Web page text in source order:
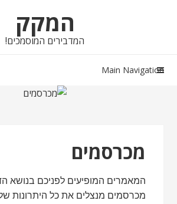
המקק
המדבירים המוסמכים!
Main Navigation
מכרסמים
המאמרים המופיעים לפניכם בנושא
מכרסמים מנצלים את כל היתרונות